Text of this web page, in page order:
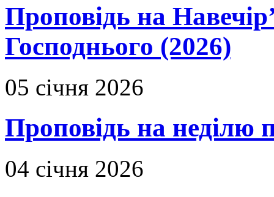
Проповідь на
Господнього (2026)
05 січня 2026
Проповідь на неділю
04 січня 2026